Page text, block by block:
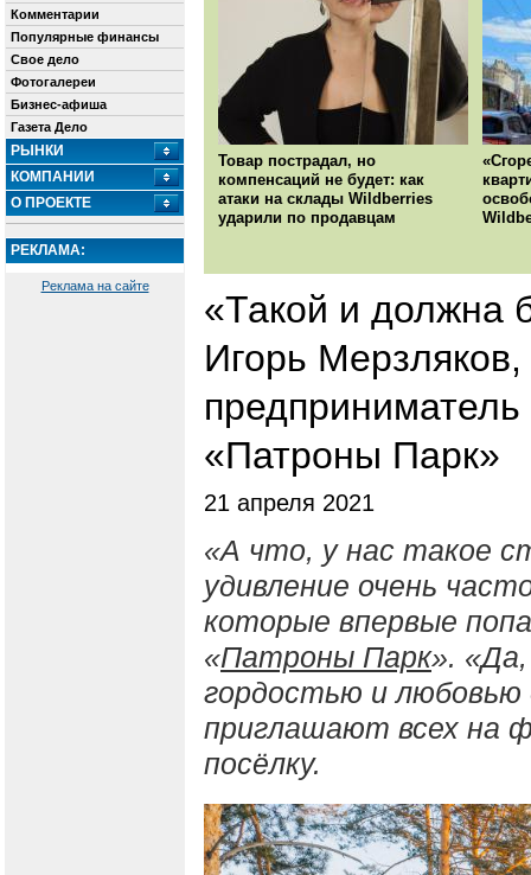
Комментарии
Популярные финансы
Свое дело
Фотогалереи
Бизнес-афиша
Газета Дело
РЫНКИ
КОМПАНИИ
О ПРОЕКТЕ
РЕКЛАМА:
Реклама на сайте
Товар пострадал, но
компенсаций не будет: как
атаки на склады Wildberries
ударили по продавцам
«Такой и должна
Игорь
«Патроны Парк»
21 апреля 2021
«А что, у нас такое
удивление очень
которые впервые
«Патроны Парк».
гордостью и
приглашают всех на
посёлку.